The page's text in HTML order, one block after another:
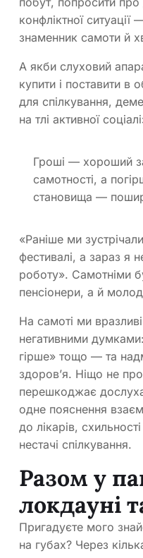
конфліктної ситуації
знаменник самоти й
А якби слуховий
купити і поставити в
для спілкування,
на тлі активної
Гроші — хороший
самотності, а
становища —
«Раніше ми
фестивалі, а зараз я
роботу». Самотніми
пенсіонери, а й
На самоті ми
негативними
гірше» тощо — та
здоров’я. Ніщо не
перешкоджає
одне пояснення
до лікарів,
нестачі спілкування.
Разом у
локдауні
Пригадуєте мого
на губах? Через